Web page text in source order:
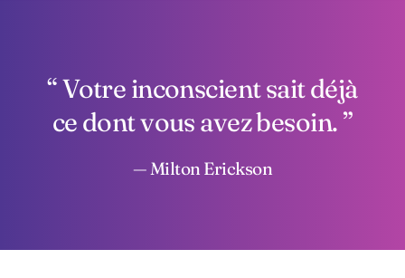
Votre inconscient sait déjà
ce dont vous avez besoin.
— Milton Erickson